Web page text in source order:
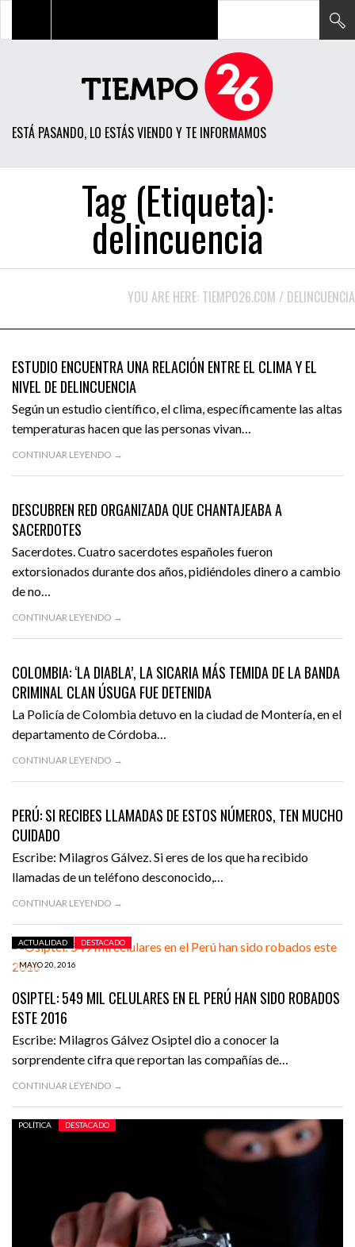
ESTÁ PASANDO, LO ESTÁS VIENDO Y TE INFORMAMOS
POLÍTICA
ECONOMÍA
OPINIÓN
ENTRETENIMIENTO
TECH
VIDEOS
Tag (Etiqueta):
delincuencia
YOU ARE HERE: TIEMPO26.COM / DELINCUENCIA
ESTUDIO ENCUENTRA UNA RELACIÓN ENTRE EL CLIMA Y EL
NIVEL DE DELINCUENCIA
Según un estudio científico, el clima, específicamente las altas
temperaturas hacen que las personas vivan…
CONTINUAR LEYENDO →
JUNIO 12, 2016
DESCUBREN RED ORGANIZADA QUE CHANTAJEABA A
SACERDOTES
Sacerdotes. Cuatro sacerdotes españoles fueron
extorsionados durante dos años, pidiéndoles dinero a cambio
de no…
CONTINUAR LEYENDO →
JUNIO 6, 2016
COLOMBIA: ‘LA DIABLA’, LA SICARIA MÁS TEMIDA DE LA BANDA
CRIMINAL CLAN ÚSUGA FUE DETENIDA
La Policía de Colombia detuvo en la ciudad de Montería, en el
departamento de Córdoba…
CONTINUAR LEYENDO →
JUNIO 2, 2016
PERÚ: SI RECIBES LLAMADAS DE ESTOS NÚMEROS, TEN MUCHO
CUIDADO
Escribe: Milagros Gálvez. Si eres de los que ha recibido
llamadas de un teléfono desconocido,…
CONTINUAR LEYENDO →
MAYO 20, 2016
ACTUALIDAD DESTACADO
OSIPTEL: 549 MIL CELULARES EN EL PERÚ HAN SIDO ROBADOS
ESTE 2016
Escribe: Milagros Gálvez Osiptel dio a conocer la
sorprendente cifra que reportan las compañías de…
CONTINUAR LEYENDO →
POLÍTICA DESTACADO